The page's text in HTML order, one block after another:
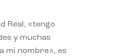
Real, «tengo
y muchas
mi nombre», es